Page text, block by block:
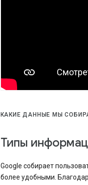
КАКИЕ ДАННЫЕ МЫ
Типы
Google собирает
более удобными.